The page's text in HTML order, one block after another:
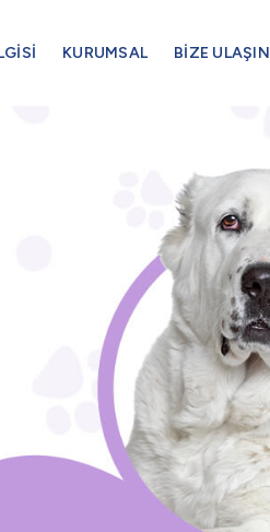
KURUMSAL BİZE ULAŞIN